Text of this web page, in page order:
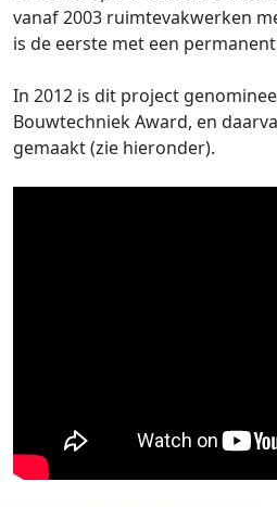
vanaf 2003 ruimtevakwerken
is de eerste met een
In 2012 is dit project
Bouwtechniek Award, en
gemaakt (zie hieronder).